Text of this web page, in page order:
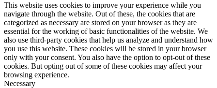
This website uses cookies to improve your experience while you
navigate through the website. Out of these, the cookies that are
categorized as necessary are stored on your browser as they are
essential for the working of basic functionalities of the website. We
also use third-party cookies that help us analyze and understand how
you use this website. These cookies will be stored in your browser
only with your consent. You also have the option to opt-out of these
cookies. But opting out of some of these cookies may affect your
browsing experience.
Necessary